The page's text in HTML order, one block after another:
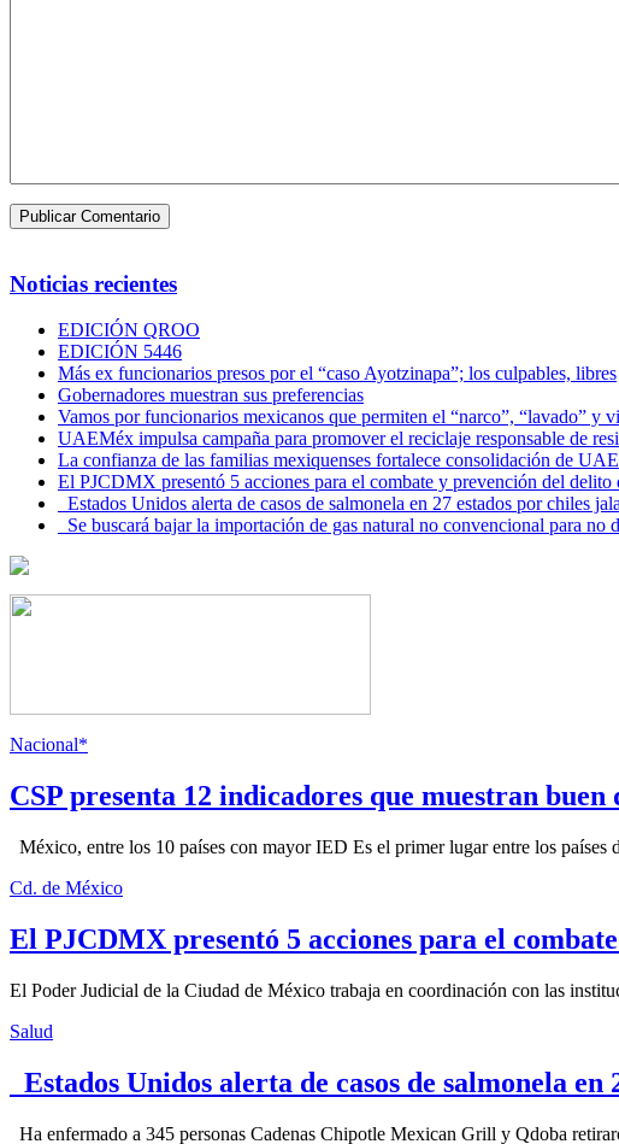
Noticias recientes
EDICIÓN QROO
EDICIÓN 5446
Más ex funcionarios presos por el “caso Ayotzinapa”; los culpables, libres
Gobernadores muestran sus preferencias
Vamos por funcionarios mexicanos que permiten el “narco”, “lavado” y
UAEMéx impulsa campaña para promover el reciclaje responsable de
La confianza de las familias mexiquenses fortalece consolidación de
El PJCDMX presentó 5 acciones para el combate y prevención del
Estados Unidos alerta de casos de salmonela en 27 estados por chiles
Se buscará bajar la importación de gas natural no convencional para no
Nacional*
CSP presenta 12 indicadores que muestran
México, entre los 10 países con mayor IED Es el primer lugar entre los países
Cd. de México
El PJCDMX presentó 5 acciones para el
El Poder Judicial de la Ciudad de México trabaja en coordinación con las
Salud
Estados Unidos alerta de casos de salmonela
Ha enfermado a 345 personas Cadenas Chipotle Mexican Grill y Qdoba